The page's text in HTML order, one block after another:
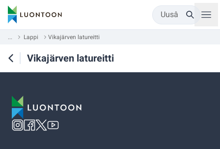
Uusâ
... Lappi Vikajärven latureitti
Vikajärven latureitti